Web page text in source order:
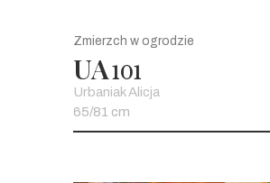
Zmierzch w ogrodzie
UA101
Urbaniak Alicja
65/81 cm